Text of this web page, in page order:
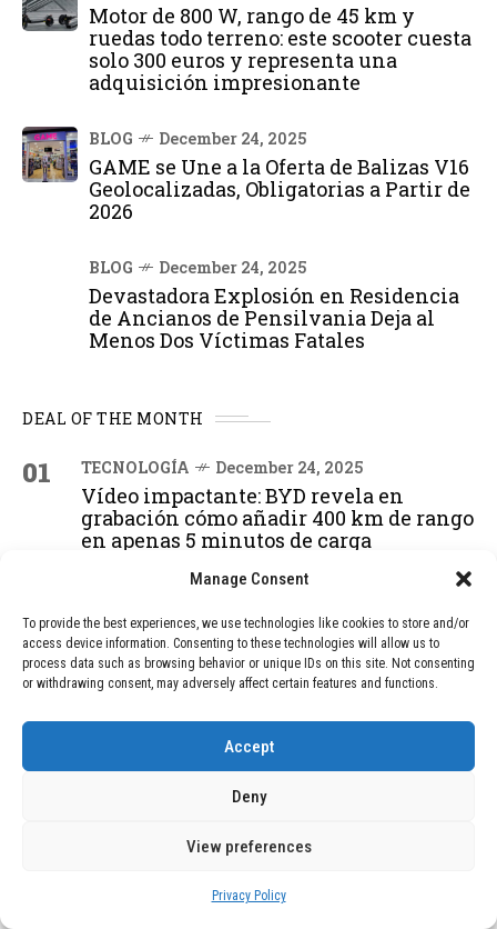
Manage Consent
To provide the best experiences, we use technologies like cookies to store and/or
access device information. Consenting to these technologies will allow us to
process data such as browsing behavior or unique IDs on this site. Not consenting
or withdrawing consent, may adversely affect certain features and functions.
Accept
Deny
View preferences
Privacy Policy
Motor de 800 W, rango de 45 km y
ruedas todo terreno: este scooter cuesta
solo 300 euros y representa una
adquisición impresionante
BLOG December 24, 2025
GAME se Une a la Oferta de Balizas V16
Geolocalizadas, Obligatorias a Partir de
2026
BLOG December 24, 2025
Devastadora Explosión en Residencia
de Ancianos de Pensilvania Deja al
Menos Dos Víctimas Fatales
DEAL OF THE MONTH
01 TECNOLOGÍA December 24, 2025
Vídeo impactante: BYD revela en
grabación cómo añadir 400 km de rango
en apenas 5 minutos de carga
02 TECNOLOGÍA February 9, 2026
Motor de 800 W, rango de 45 km y
ruedas todo terreno: este scooter cuesta
solo 300 euros y representa una
adquisición impresionante
December 24, 2025
Geolocalizadas, Obligatorias a Partir de